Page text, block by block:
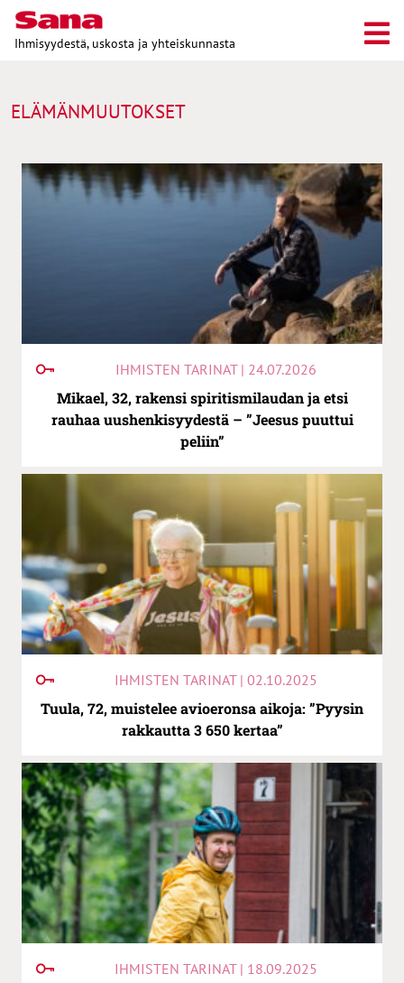
Ihmisyydestä, uskosta ja yhteiskunnasta
ELÄMÄNMUUTOKSET
IHMISTEN TARINAT | 24.07.2026
Mikael, 32, rakensi spiritismilaudan ja etsi
rauhaa uushenkisyydestä – ”Jeesus puuttui
peliin”
IHMISTEN TARINAT | 02.10.2025
Tuula, 72, muistelee avioeronsa aikoja: ”Pyysin
rakkautta 3 650 kertaa”
IHMISTEN TARINAT | 18.09.2025